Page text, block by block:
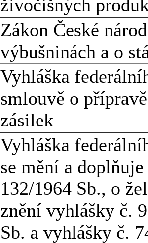
živočišných
Zákon České
výbušninách a o
Vyhláška
smlouvě o
zásilek
Vyhláška
se mění a
132/1964 Sb., o
znění vyhlášky č.
Sb. a vyhlášky č.